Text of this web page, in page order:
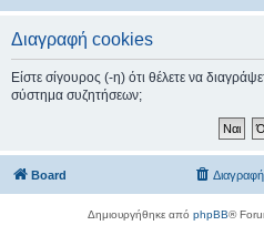
Διαγραφή cookies
Είστε σίγουρος (-η) ότι θέλετε να
σύστημα συζητήσεων;
Board
Δημιουργήθηκε από phpBB®